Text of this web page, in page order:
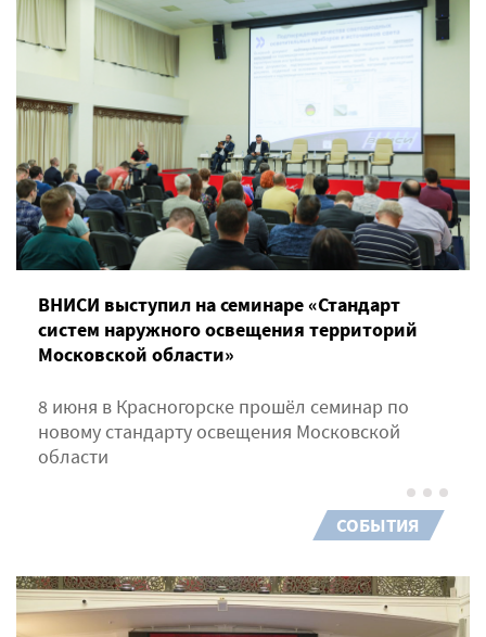
ВНИСИ выступил на семинаре «Стандарт
систем наружного освещения территорий
Московской области»
8 июня в Красногорске прошёл семинар по
новому стандарту освещения Московской
области
СОБЫТИЯ